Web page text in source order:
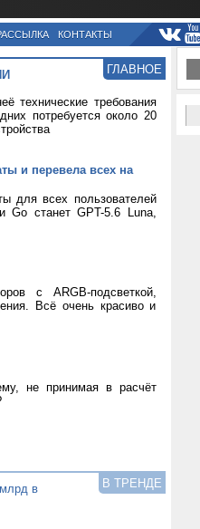
КОНТАКТЫ
ГЛАВНОЕ
технические требования
потребуется около 20
и перевела всех на
для всех пользователей
Go станет GPT-5.6 Luna,
с ARGB-подсветкой,
Всё очень красиво и
не принимая в расчёт
В ТРЕНДЕ
в